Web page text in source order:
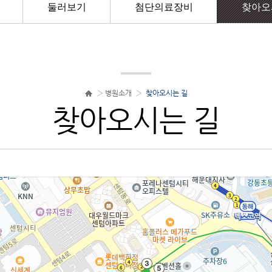
둘러보기 첨단의료장비 찾아
› 병원소개 › 찾아오시는 길
찾아오시는 길